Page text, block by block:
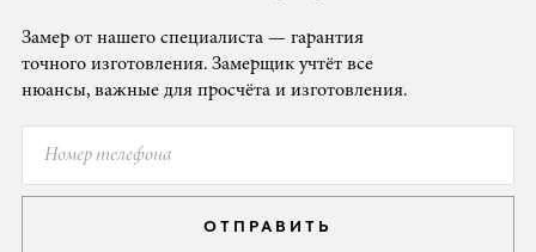
Замер от нашего специалиста — гарантия
точного изготовления. Замерщик учтёт все
нюансы, важные для просчёта и изготовления.
ОТПРАВИТЬ